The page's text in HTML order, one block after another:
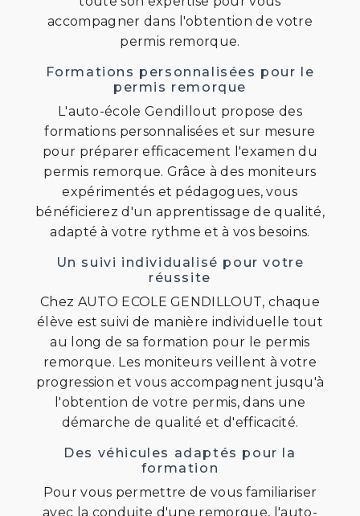
accompagner dans l'obtention de votre
permis remorque.
Formations personnalisées pour le
permis remorque
L'auto-école Gendillout propose des
formations personnalisées et sur mesure
pour préparer efficacement l'examen du
permis remorque. Grâce à des moniteurs
expérimentés et pédagogues, vous
bénéficierez d'un apprentissage de qualité,
adapté à votre rythme et à vos besoins.
Un suivi individualisé pour votre
réussite
Chez AUTO ECOLE GENDILLOUT, chaque
élève est suivi de manière individuelle tout
au long de sa formation pour le permis
remorque. Les moniteurs veillent à votre
progression et vous accompagnent jusqu'à
l'obtention de votre permis, dans une
démarche de qualité et d'efficacité.
Des véhicules adaptés pour la
formation
Pour vous permettre de vous familiariser
avec la conduite d'une remorque, l'auto-